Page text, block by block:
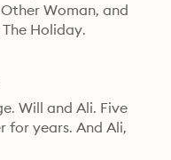
Woman, and
Holiday.
Will and Ali. Five
for years. And Ali,